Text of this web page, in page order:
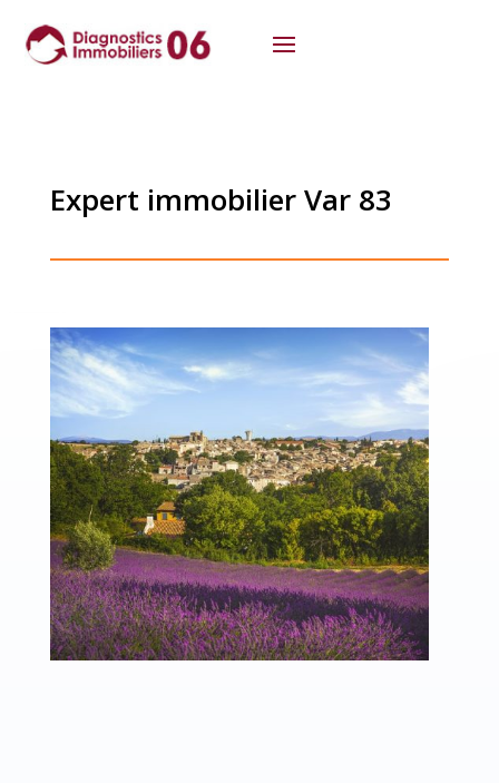
Expert immobilier Var 83